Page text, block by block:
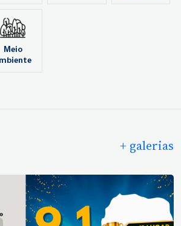
Meio
+ galerias